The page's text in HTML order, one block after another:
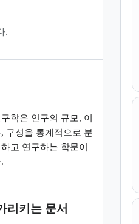
.
구학은 인구의 규모, 이
, 구성을 통계적으로 분
하고 연구하는 학문이
리키는 문서